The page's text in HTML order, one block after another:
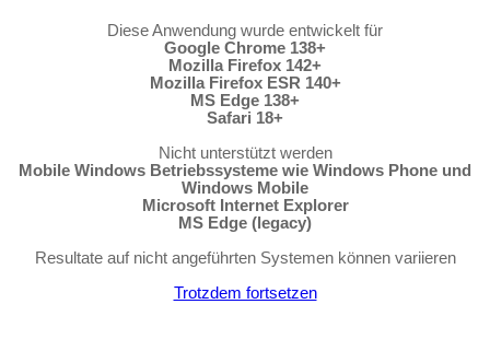
Diese Anwendung wurde entwickelt für
Google Chrome 138+
Mozilla Firefox 142+
Mozilla Firefox ESR 140+
MS Edge 138+
Safari 18+
Nicht unterstützt werden
Mobile Windows Betriebssysteme wie Windows Phone und
Windows Mobile
Microsoft Internet Explorer
MS Edge (legacy)
Resultate auf nicht angeführten Systemen können variieren
Trotzdem fortsetzen